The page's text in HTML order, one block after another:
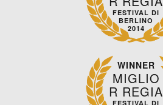
FESTIVAL DI
BERLINO
2014
WINNER
MIGLIO
R REGIA
FESTIVAL DI